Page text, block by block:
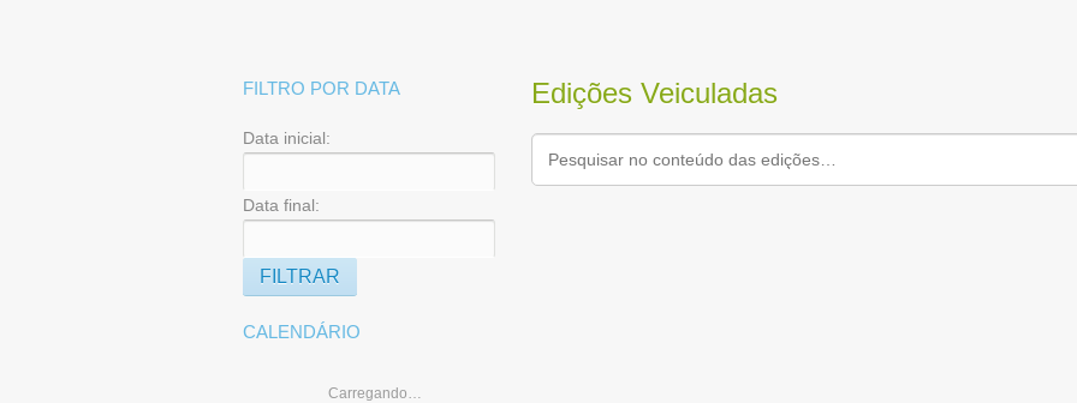
FILTRO POR DATA
Data inicial:
Data final:
CALENDÁRIO
Carregando…
Edições Veiculadas